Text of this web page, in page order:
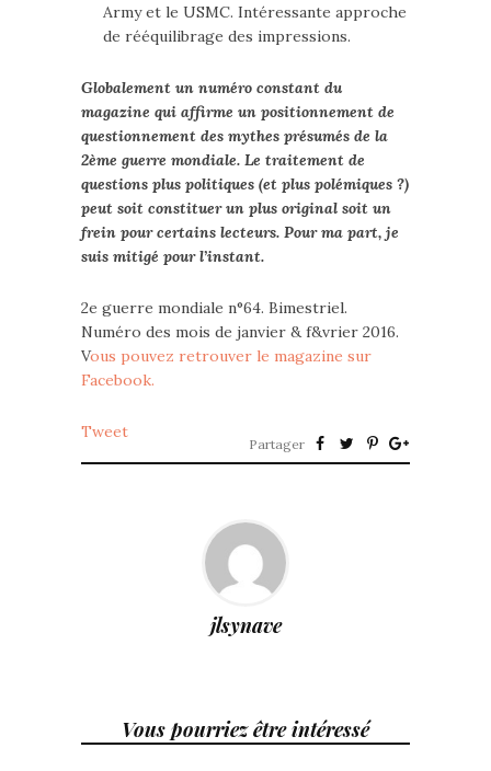
Army et le USMC. Intéressante approche
de rééquilibrage des impressions.
Globalement un numéro constant du
magazine qui affirme un positionnement de
questionnement des mythes présumés de la
2ème guerre mondiale. Le traitement de
questions plus politiques (et plus polémiques ?)
peut soit constituer un plus original soit un
frein pour certains lecteurs. Pour ma part, je
suis mitigé pour l’instant.
2e guerre mondiale n°64. Bimestriel.
Numéro des mois de janvier & f&vrier 2016.
Vous pouvez retrouver le magazine sur
Facebook.
Tweet
Partager
jlsynave
Vous pourriez être intéressé